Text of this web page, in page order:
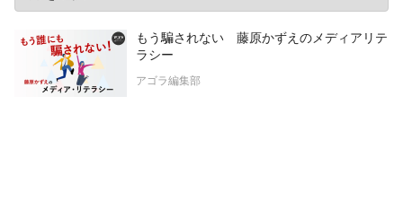
もう騙されない 藤原かずえのメディアリテ
ラシー
アゴラ編集部